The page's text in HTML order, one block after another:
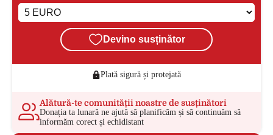
Devino susținător
Plată sigură și protejată
Alătură-te comunității noastre de susținători
Donația ta lunară ne ajută să planificăm și să continuăm să
informăm corect și echidistant